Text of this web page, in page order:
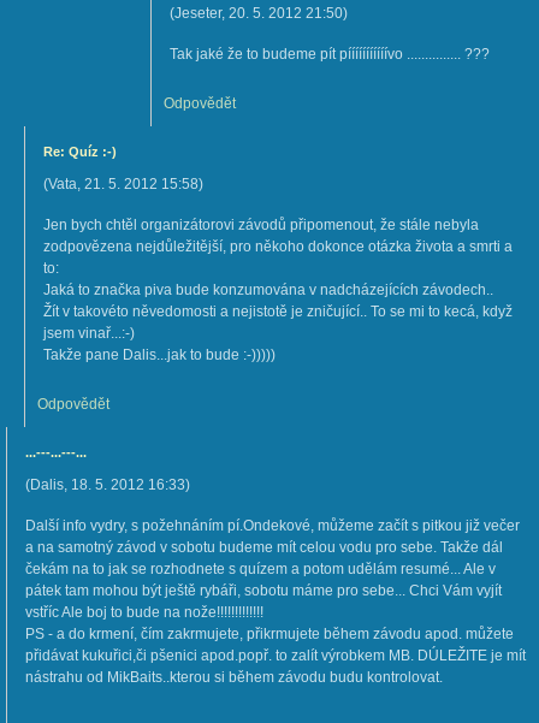
(Jeseter, 20. 5. 2012 21:50)
Tak jaké že to budeme pít pííííííííííívo ............... ???
Odpovědět
Re: Quíz :-)
(Vata, 21. 5. 2012 15:58)
Jen bych chtěl organizátorovi závodů připomenout, že stále nebyla
zodpovězena nejdůležitější, pro někoho dokonce otázka života a smrti a
to:
Jaká to značka piva bude konzumována v nadcházejících závodech..
Žít v takovéto něvedomosti a nejistotě je zničující.. To se mi to kecá, když
jsem vinař...:-)
Takže pane Dalis...jak to bude :-)))))
Odpovědět
...---...---...
(Dalis, 18. 5. 2012 16:33)
Další info vydry, s požehnáním pí.Ondekové, můžeme začít s pitkou již večer
a na samotný závod v sobotu budeme mít celou vodu pro sebe. Takže dál
čekám na to jak se rozhodnete s quízem a potom udělám resumé... Ale v
pátek tam mohou být ještě rybáři, sobotu máme pro sebe... Chci Vám vyjít
vstříc Ale boj to bude na nože!!!!!!!!!!!!!
PS - a do krmení, čím zakrmujete, přikrmujete během závodu apod. můžete
přidávat kukuřici,či pšenici apod.popř. to zalít výrobkem MB. DÚLEŽITE je mít
nástrahu od MikBaits..kterou si během závodu budu kontrolovat.